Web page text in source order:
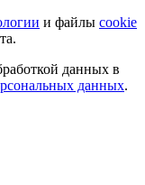
и файлы cookie
данных в
данных.